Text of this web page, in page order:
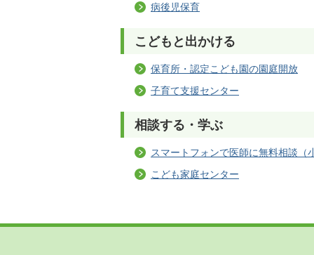
病後児保育
こどもと出かける
保育所・認定こども園の園庭開放
子育て支援センター
相談する・学ぶ
スマートフォンで医師に無料相談（
こども家庭センター